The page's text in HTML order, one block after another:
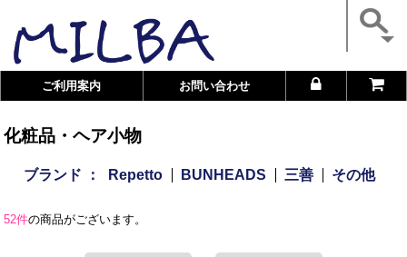
ご利用案内 お問い合わせ
化粧品・ヘア小物
ブランド ： Repetto BUNHEADS 三善 その他
52件の商品がございます。